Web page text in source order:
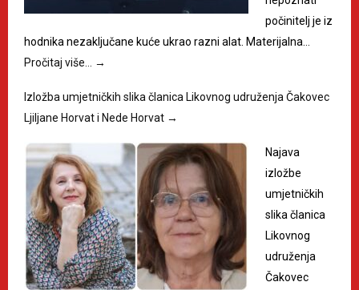
počinitelj je iz
hodnika nezaključane kuće ukrao razni alat. Materijalna…
Pročitaj više…
→
Izložba umjetničkih slika članica Likovnog udruženja Čakovec
Ljiljane Horvat i Nede Horvat →
Najava
izložbe
umjetničkih
slika članica
Likovnog
udruženja
Čakovec